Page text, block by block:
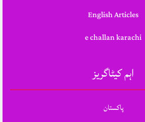
English Articles
e challan karachi
اہم کیٹاگریز
پاکستان